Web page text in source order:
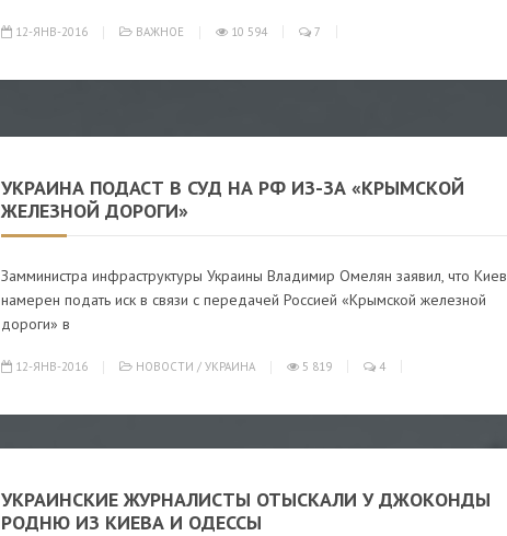
12-ЯНВ-2016 ВАЖНОЕ 10 594 7
УКРАИНА ПОДАСТ В СУД НА РФ ИЗ-ЗА «КРЫМСКОЙ
ЖЕЛЕЗНОЙ ДОРОГИ»
Замминистра инфраструктуры Украины Владимир Омелян заявил, что Киев
намерен подать иск в связи с передачей Россией «Крымской железной
дороги» в
12-ЯНВ-2016 НОВОСТИ / УКРАИНА 5 819 4
УКРАИНСКИЕ ЖУРНАЛИСТЫ ОТЫСКАЛИ У ДЖОКОНДЫ
РОДНЮ ИЗ КИЕВА И ОДЕССЫ